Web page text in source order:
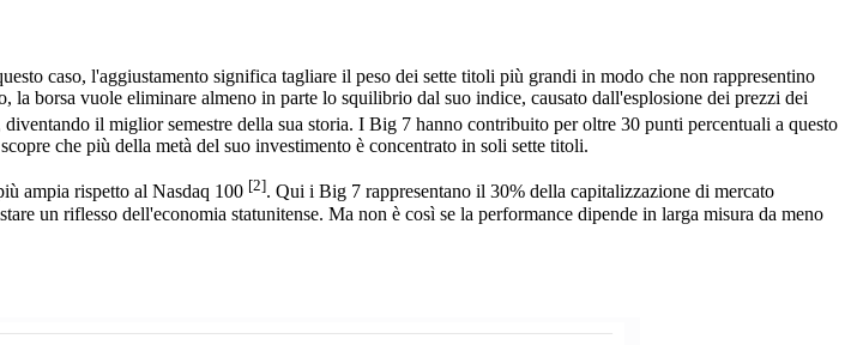
caso, l'aggiustamento significa tagliare il peso dei sette titoli più grandi in modo che non rappresentino
borsa vuole eliminare almeno in parte lo squilibrio dal suo indice, causato dall'esplosione dei prezzi dei
diventando il miglior semestre della sua storia. I Big 7 hanno contribuito per oltre 30 punti percentuali a questo
che più della metà del suo investimento è concentrato in soli sette titoli.
ampia rispetto al Nasdaq 100 [2]. Qui i Big 7 rappresentano il 30% della capitalizzazione di mercato
un riflesso dell'economia statunitense. Ma non è così se la performance dipende in larga misura da meno